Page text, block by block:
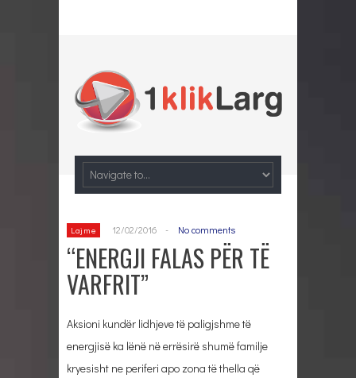
Lajme 12/02/2016 - No comments
“ENERGJI FALAS PËR TË
VARFRIT”
Aksioni kundër lidhjeve të paligjshme të
energjisë ka lënë në errësirë shumë familje
kryesisht ne periferi apo zona të thella që